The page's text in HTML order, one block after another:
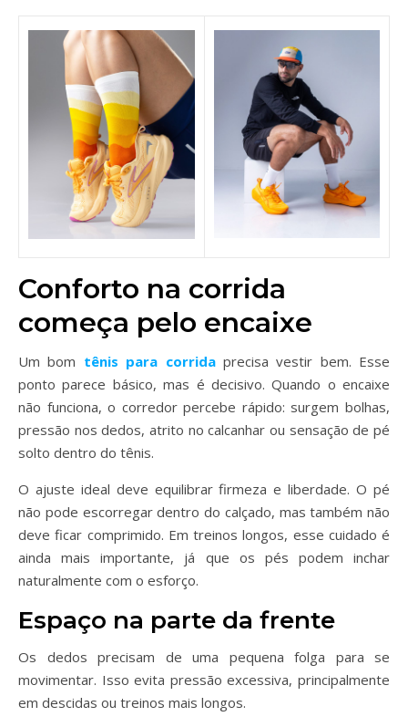
Conforto na corrida
começa pelo encaixe
Um bom tênis para corridaprecisa vestir bem. Esse
ponto parece básico, mas é decisivo. Quando o encaixe
não funciona, o corredor percebe rápido: surgem bolhas,
pressão nos dedos, atrito no calcanhar ou sensação de pé
solto dentro do tênis.
O ajuste ideal deve equilibrar firmeza e liberdade. O pé
não pode escorregar dentro do calçado, mas também não
deve ficar comprimido. Em treinos longos, esse cuidado é
ainda mais importante, já que os pés podem inchar
naturalmente com o esforço.
Espaço na parte da frente
Os dedos precisam de uma pequena folga para se
movimentar. Isso evita pressão excessiva, principalmente
em descidas ou treinos mais longos.